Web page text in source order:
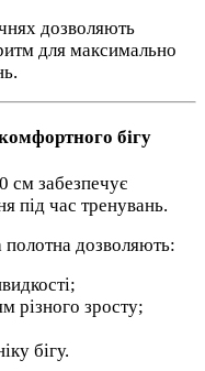
дозволяють
для максимально
бігу
см забезпечує
під час тренувань.
дозволяють:
різного зросту;
бігу.